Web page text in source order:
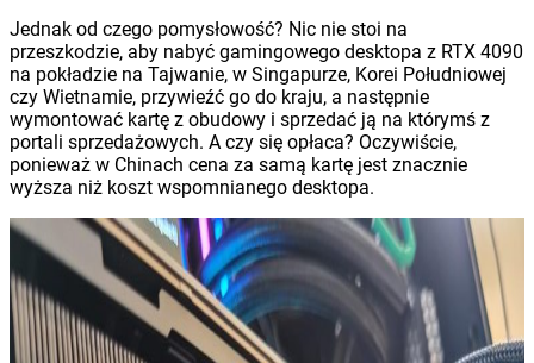
Jednak od czego pomysłowość? Nic nie stoi na
przeszkodzie, aby nabyć gamingowego desktopa z RTX 4090
na pokładzie na Tajwanie, w Singapurze, Korei Południowej
czy Wietnamie, przywieźć go do kraju, a następnie
wymontować kartę z obudowy i sprzedać ją na którymś z
portali sprzedażowych. A czy się opłaca? Oczywiście,
ponieważ w Chinach cena za samą kartę jest znacznie
wyższa niż koszt wspomnianego desktopa.